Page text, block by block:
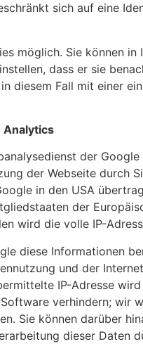
sich auf eine
möglich. Sie können
dass er sie
diesem Fall mit einer
Analytics
der
der Webseite durch
in den USA
der
wird die volle IP-
diese Informationen
und der
IP-Adresse
verhindern; wir
Sie können darüber
dieser Daten